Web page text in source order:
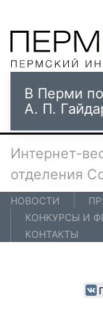
В Перми
А. П.
Интернет-
отделения
НОВОСТИ
КОНКУРСЫ И
КОНТАКТЫ